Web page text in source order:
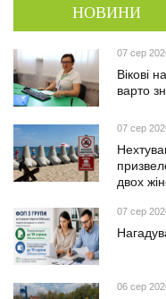
НОВИНИ
07 сер
Вікові
варто
07 сер
двох
07 сер
06 сер